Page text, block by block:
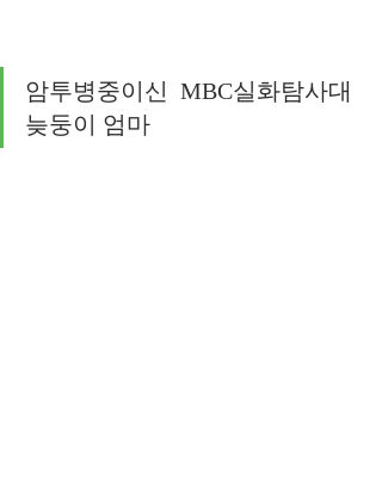
암투병중이신  MBC실화탐사대
늦둥이 엄마